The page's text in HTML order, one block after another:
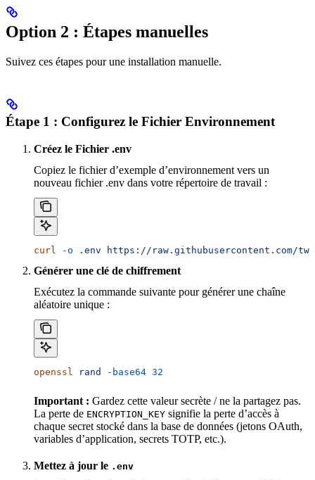
Option 2 : Étapes manuelles
Suivez ces étapes pour une installation manuelle.
Étape 1 : Configurez le Fichier Environnement
Créez le Fichier .env
Copiez le fichier d’exemple d’environnement vers un
nouveau fichier .env dans votre répertoire de travail :
curl -o .env https://raw.githubusercontent.com/
Générer une clé de chiffrement
Exécutez la commande suivante pour générer une chaîne
aléatoire unique :
openssl rand -base64 32
Important : Gardez cette valeur secrète / ne la partagez pas.
La perte de ENCRYPTION_KEY signifie la perte d’accès à
chaque secret stocké dans la base de données (jetons OAuth,
variables d’application, secrets TOTP, etc.).
Mettez à jour le .env